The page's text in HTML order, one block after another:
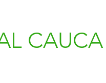
CAUCA